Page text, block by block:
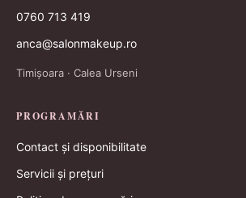
0760 713 419
anca@salonmakeup.ro
Timișoara · Calea Urseni
PROGRAMĂRI
Contact și disponibilitate
Servicii și prețuri